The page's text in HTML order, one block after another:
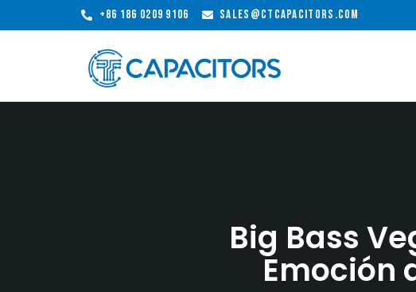
+86 186 0209 9106 sales@ctcapacitors.com
Big Bass
Emoción